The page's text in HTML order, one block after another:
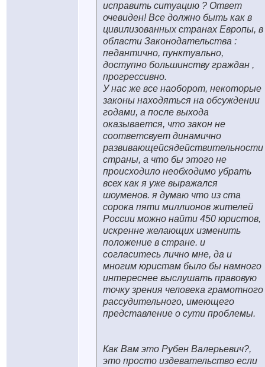
исправить ситуацию ? Ответ
очевиден! Все должно быть как в
цивилизованных странах Европы, в
области Законодательства :
педантично, пунктуально,
доступно большинству граждан ,
прогрессивно.
У нас же все наоборот, некоторые
законы находяться на обсуждении
годами, а после выхода
оказывается, что закон не
соответсвует динамично
развивающейсядействительности
страны, а что бы этого не
происходило необходимо убрать
всех как я уже выражался
шоуменов. я думаю что из ста
сорока пяти миллионов жителей
России можно найти 450 юристов,
искренне желающих изменить
положение в стране. и
согласитесь лично мне, да и
многим юристам было бы намного
интереснее выслушать правовую
точку зрения человека грамотного
рассудительного, имеющего
представление о сути проблемы.
Как Вам это Рубен Валерьевич?,
это просто издевательство если